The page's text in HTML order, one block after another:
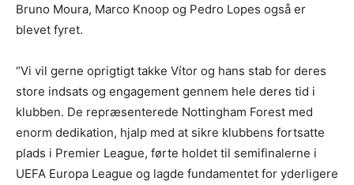
Bruno Moura, Marco Knoop og Pedro Lopes også er
blevet fyret.
“Vi vil gerne oprigtigt takke Vítor og hans stab for deres
store indsats og engagement gennem hele deres tid i
klubben. De repræsenterede Nottingham Forest med
enorm dedikation, hjalp med at sikre klubbens fortsatte
plads i Premier League, førte holdet til semifinalerne i
UEFA Europa League og lagde fundamentet for yderligere